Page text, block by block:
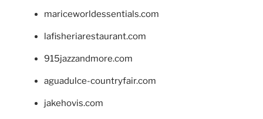
mariceworldessentials.com
lafisheriarestaurant.com
915jazzandmore.com
aguadulce-countryfair.com
jakehovis.com